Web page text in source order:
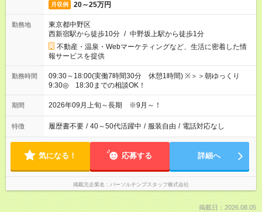
月収例 20～25万円
勤務地
東京都中野区
西新宿駅から徒歩10分 / 中野坂上駅から徒歩1分
不動産・温泉・Webマーケティングなど、生活に密着した情
報サービスを提供
勤務時間
09:30～18:00(実働7時間30分 休憩1時間) ※＞＞朝ゆっくり
9:30◎ 18:30までの相談OK！
期間 2026年09月上旬～長期 ※9月～！
特徴 履歴書不要 / 40～50代活躍中 / 服装自由 / 電話対応なし
気になる！ 応募する 詳細へ
掲載元企業名 パーソルテンプスタッフ株式会社
掲載日：2026.08.05